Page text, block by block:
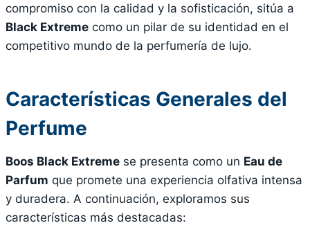
compromiso con la calidad y la sofisticación, sitúa a
Black Extreme como un pilar de su identidad en el
competitivo mundo de la perfumería de lujo.
Características Generales del
Perfume
Boos Black Extreme se presenta como un Eau de
Parfum que promete una experiencia olfativa intensa
y duradera. A continuación, exploramos sus
características más destacadas: